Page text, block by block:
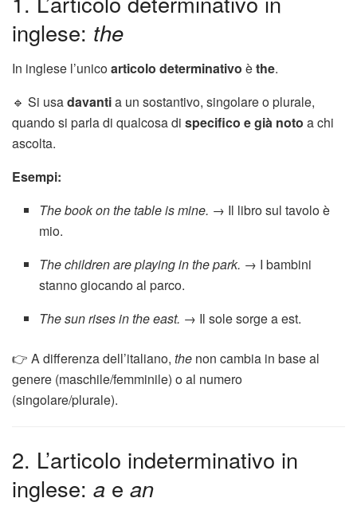
inglese: the
In inglese l’unicoarticolo determinativo èthe.
🔹 Si usadavantia un sostantivo, singolare o plurale,
quando si parla di qualcosa di specifico e già noto a chi
ascolta.
Esempi:
The book on the table is mine. → Il libro sul tavolo è
mio.
The children are playing in the park. → I bambini
stanno giocando al parco.
The sun rises in the east. → Il sole sorge a est.
👉 A differenza dell’italiano, the non cambia in base al
genere (maschile/femminile) o al numero
(singolare/plurale).
2. L’articolo indeterminativo in
inglese: a e an